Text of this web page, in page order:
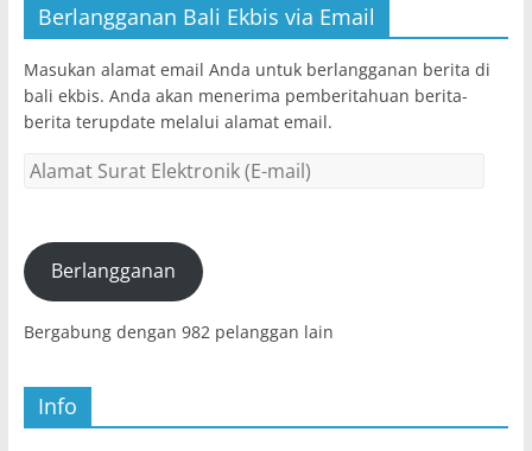
Berlangganan Bali Ekbis via Email
Masukan alamat email Anda untuk berlangganan berita di
bali ekbis. Anda akan menerima pemberitahuan berita-
berita terupdate melalui alamat email.
Alamat
(E-
mail)Berlangganan
Bergabung dengan 982 pelanggan lain
Info